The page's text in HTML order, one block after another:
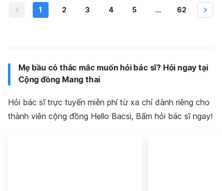
1 2 3 4 5 ... 62
Mẹ bầu có thắc mắc muốn hỏi bác sĩ? Hỏi ngay tại
Cộng đồng Mang thai
Hỏi bác sĩ trực tuyến miễn phí từ xa chỉ dành riêng cho
thành viên cộng đồng Hello Bacsi, Bấm hỏi bác sĩ ngay!